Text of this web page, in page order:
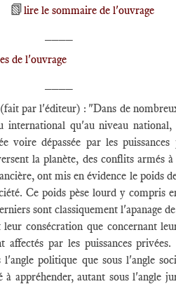
📗lire le sommaire de l'ouvrage
de l'ouvrage
par l'éditeur) : "Dans de
international qu'au niveau national,
voire dépassée par les puissances
la planète, des conflits armés
ont mis en évidence le poids
Ce poids pèse lourd y compris
sont classiquement l'apanage
consécration que concernant
par les puissances privées.
l'angle politique que sous l'angle
à appréhender, autant sous l'angle